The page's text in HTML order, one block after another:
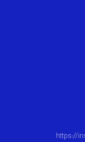
https://